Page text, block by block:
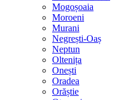
Mogoșoaia
Moroeni
Murani
Negrești-Oaș
Neptun
Oltenița
Onești
Oradea
Orăștie